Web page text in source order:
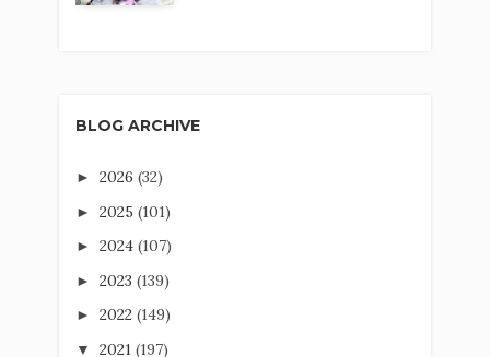
BLOG ARCHIVE
► 2026 (32)
► 2025 (101)
► 2024 (107)
► 2023 (139)
► 2022 (149)
▼ 2021 (197)